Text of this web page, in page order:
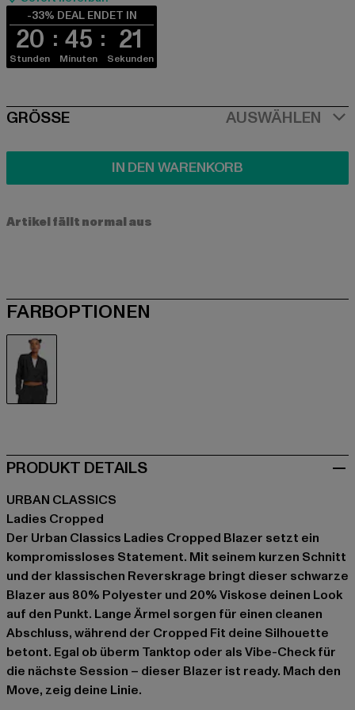
-33% DEAL ENDET IN
20
Stunden
45
Minuten
20
Sekunden
SIZE
GRÖSSE AUSWÄHLEN
IN DEN WARENKORB
Artikel fällt normal aus
FARBOPTIONEN
PRODUKT DETAILS
URBAN CLASSICS
Ladies Cropped
Der Urban Classics Ladies Cropped Blazer setzt ein
kompromissloses Statement. Mit seinem kurzen Schnitt
und der klassischen Reverskrage bringt dieser schwarze
Blazer aus 80% Polyester und 20% Viskose deinen Look
auf den Punkt. Lange Ärmel sorgen für einen cleanen
Abschluss, während der Cropped Fit deine Silhouette
betont. Egal ob überm Tanktop oder als Vibe-Check für
die nächste Session – dieser Blazer ist ready. Mach den
Move, zeig deine Linie.